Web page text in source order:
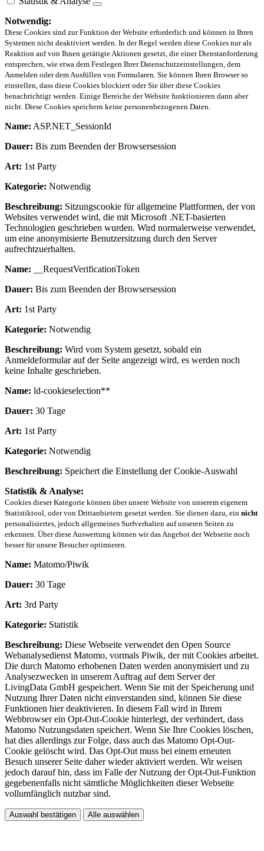
Notwendig:
Diese Cookies sind zur Funktion der Website erforderlich und können in Ihren
Systemen nicht deaktiviert werden. In der Regel werden diese Cookies nur als
Reaktion auf von Ihnen getätigte Aktionen gesetzt, die einer Dienstanforderung
entsprechen, wie etwa dem Festlegen Ihrer Datenschutzeinstellungen, dem
Anmelden oder dem Ausfüllen von Formularen. Sie können Ihren Browser so
einstellen, dass diese Cookies blockiert oder Sie über diese Cookies
benachrichtigt werden. Einige Bereiche der Website funktionieren dann aber
nicht. Diese Cookies speichern keine personenbezogenen Daten.
Name: ASP.NET_SessionId
Dauer: Bis zum Beenden der Browsersession
Art: 1st Party
Kategorie: Notwendig
Beschreibung: Sitzungscookie für allgemeine Plattformen, der von
Websites verwendet wird, die mit Microsoft .NET-basierten
Technologien geschrieben wurden. Wird normalerweise verwendet,
um eine anonymisierte Benutzersitzung durch den Server
aufrechtzuerhalten.
Name: __RequestVerificationToken
Dauer: Bis zum Beenden der Browsersession
Art: 1st Party
Kategorie: Notwendig
Beschreibung: Wird vom System gesetzt, sobald ein
Anmeldeformular auf der Seite angezeigt wird, es werden noch
keine Inhalte geschrieben.
Name: ld-cookieselection**
Dauer: 30 Tage
Art: 1st Party
Kategorie: Notwendig
Beschreibung: Speichert die Einstellung der Cookie-Auswahl
Statistik & Analyse:
Cookies dieser Kategorie können über unsere Website von unserem eigenem
Statistiktool, oder von Drittanbietern gesetzt werden. Sie dienen dazu, ein nicht
personalisiertes, jedoch allgemeines Surfverhalten auf unseren Seiten zu
erkennen. Über diese Auswertung können wir das Angebot der Webseite noch
besser für unsere Besucher optimieren.
Name: Matomo/Piwik
Dauer: 30 Tage
Art: 3rd Party
Kategorie: Statistik
Beschreibung: Diese Webseite verwendet den Open Source
Webanalysedienst Matomo, vormals Piwik, der mit Cookies arbeitet.
Die durch Matomo erhobenen Daten werden anonymisiert und zu
Analysezwecken in unserem Auftrag auf dem Server der
LivingData GmbH gespeichert. Wenn Sie mit der Speicherung und
Nutzung Ihrer Daten nicht einverstanden sind, können Sie diese
Funktionen hier deaktivieren. In diesem Fall wird in Ihrem
Webbrowser ein Opt-Out-Cookie hinterlegt, der verhindert, dass
Matomo Nutzungsdaten speichert. Wenn Sie Ihre Cookies löschen,
hat dies allerdings zur Folge, dass auch das Matomo Opt-Out-
Cookie gelöscht wird. Das Opt-Out muss bei einem erneuten
Besuch unserer Seite daher wieder aktiviert werden. Wir weisen
jedoch darauf hin, dass im Falle der Nutzung der Opt-Out-Funktion
gegebenenfalls nicht sämtliche Möglichkeiten dieser Webseite
vollumfänglich nutzbar sind.
Auswahl bestätigen Alle auswählen